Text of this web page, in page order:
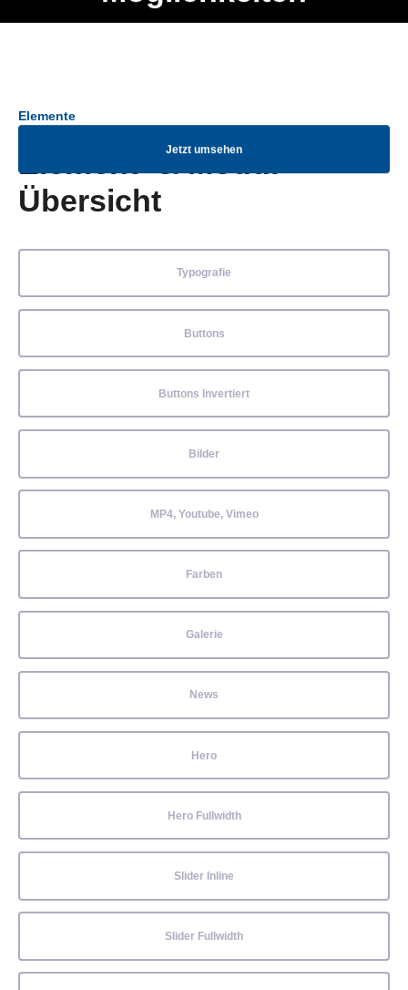
Jetzt umsehen
Elemente
Element- & Modul-
Übersicht
Typografie
Buttons
Buttons Invertiert
Bilder
MP4, Youtube, Vimeo
Farben
Galerie
News
Hero
Hero Fullwidth
Slider Inline
Slider Fullwidth